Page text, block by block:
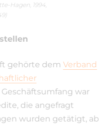
Hagen, 1994,
gehörte dem Verband
Geschäftsumfang war
die angefragt
wurden getätigt, ab